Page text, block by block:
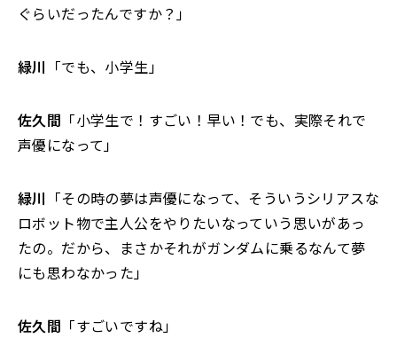
ぐらいだったんですか？」
緑川 「でも、小学生」
佐久間 「小学生で！すごい！早い！でも、実際それで
声優になって」
緑川 「その時の夢は声優になって、そういうシリアスな
ロボット物で主人公をやりたいなっていう思いがあっ
たの。だから、まさかそれがガンダムに乗るなんて夢
にも思わなかった」
佐久間 「すごいですね」